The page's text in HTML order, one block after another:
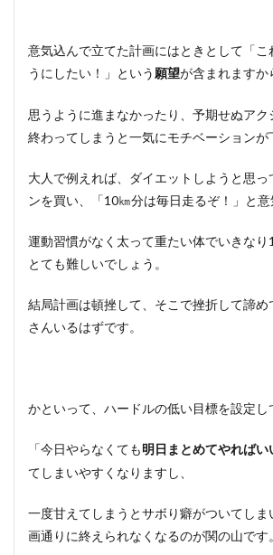
意気込んで立てた計画にはときとして「こ
うにしたい！」という 願望が含まれますか
思うように進まなかったり、予期せぬアク
終わってしまうと一気にモチベーションが
大人で例えれば、ダイエットしようと思っ
ンを買い、「10㎞分は毎日走るぞ！」と意
運動習慣がなく太って重たい体でいきなり
とても難しいでしょう。
結局計画は頓挫して、そこで挫折して諦め
さんいるはずです。
かといって、ハードルの低い目標を設定し
「今日やらなくても 明日まとめてやればい
てしまいやすくなりますし、
一度甘えてしまうとサボり癖がついてし
画通りに終えられなくなるのが関の山です。